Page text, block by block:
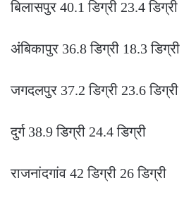
बिलासपुर 40.1 डिग्री 23.4 डिग्री
अंबिकापुर 36.8 डिग्री 18.3 डिग्री
जगदलपुर 37.2 डिग्री 23.6 डिग्री
दुर्ग 38.9 डिग्री 24.4 डिग्री
राजनांदगांव 42 डिग्री 26 डिग्री